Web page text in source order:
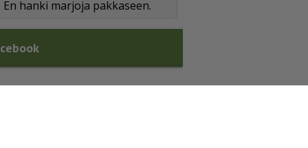
En hanki marjoja pakkaseen.